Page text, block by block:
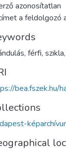
azonosítatlan
a feldolgozó
, férfi, szikla,